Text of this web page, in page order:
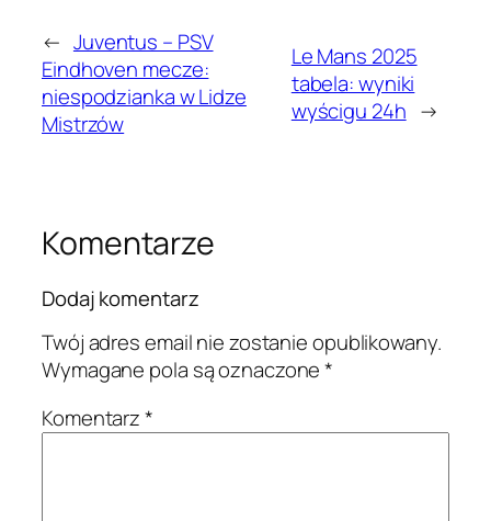
← Juventus – PSV
Eindhoven mecze:
niespodzianka w Lidze
Mistrzów
Le Mans 2025
tabela: wyniki
wyścigu 24h →
Komentarze
Dodaj komentarz
Twój adres email nie zostanie opublikowany.
Wymagane pola są oznaczone*
Komentarz*